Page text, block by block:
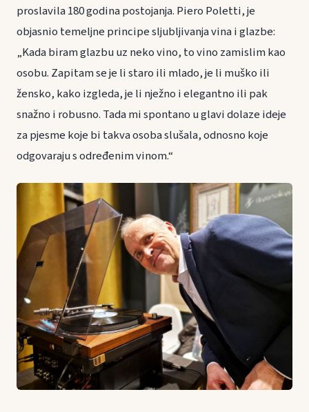
proslavila 180 godina postojanja. Piero Poletti, je
objasnio temeljne principe sljubljivanja vina i glazbe:
„Kada biram glazbu uz neko vino, to vino zamislim kao
osobu. Zapitam se je li staro ili mlado, je li muško ili
žensko, kako izgleda, je li nježno i elegantno ili pak
snažno i robusno. Tada mi spontano u glavi dolaze ideje
za pjesme koje bi takva osoba slušala, odnosno koje
odgovaraju s određenim vinom.“